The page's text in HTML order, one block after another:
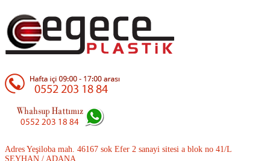
Adres Yeşiloba mah. 46167 sok Efer 2 sanayi sitesi a blok no 41/L
SEYHAN / ADANA